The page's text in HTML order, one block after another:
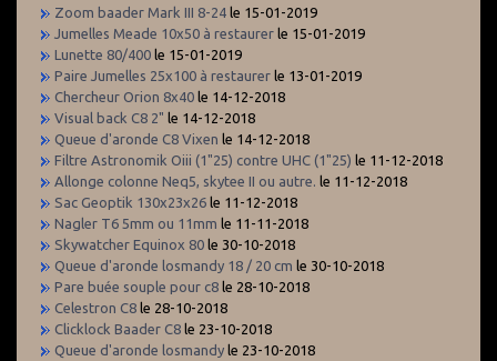
Zoom baader Mark III 8-24 le 15-01-2019
Jumelles Meade 10x50 à restaurer le 15-01-2019
Lunette 80/400 le 15-01-2019
Paire Jumelles 25x100 à restaurer le 13-01-2019
Chercheur Orion 8x40 le 14-12-2018
Visual back C8 2" le 14-12-2018
Queue d'aronde C8 Vixen le 14-12-2018
Filtre Astronomik Oiii (1"25) contre UHC (1"25) le 11-12-2018
Allonge colonne Neq5, skytee II ou autre. le 11-12-2018
Sac Geoptik 130x23x26 le 11-12-2018
Nagler T6 5mm ou 11mm le 11-11-2018
Skywatcher Equinox 80 le 30-10-2018
Queue d'aronde losmandy 18 / 20 cm le 30-10-2018
Pare buée souple pour c8 le 28-10-2018
Celestron C8 le 28-10-2018
Clicklock Baader C8 le 23-10-2018
Queue d'aronde losmandy le 23-10-2018